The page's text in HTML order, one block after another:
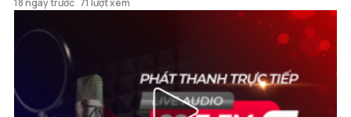
18 ngày trước 71 lượt xem